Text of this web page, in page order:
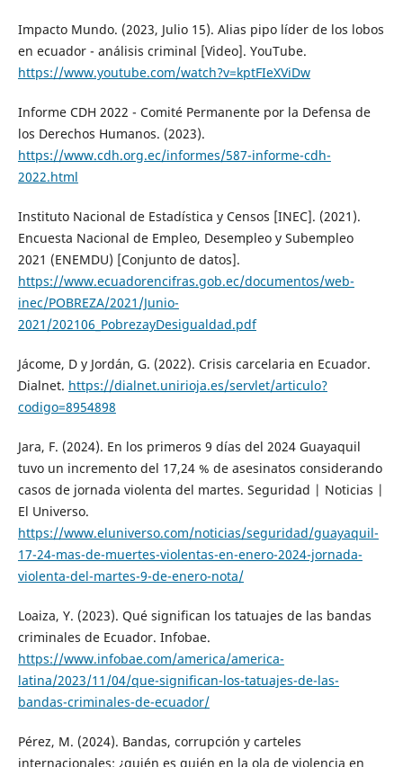
Impacto Mundo. (2023, Julio 15). Alias pipo líder de los lobos
en ecuador - análisis criminal [Video]. YouTube.
https://www.youtube.com/watch?v=kptFIeXViDw
Informe CDH 2022 - Comité Permanente por la Defensa de
los Derechos Humanos. (2023).
https://www.cdh.org.ec/informes/587-informe-cdh-
2022.html
Instituto Nacional de Estadística y Censos [INEC]. (2021).
Encuesta Nacional de Empleo, Desempleo y Subempleo
2021 (ENEMDU) [Conjunto de datos].
https://www.ecuadorencifras.gob.ec/documentos/web-
inec/POBREZA/2021/Junio-
2021/202106_PobrezayDesigualdad.pdf
Jácome, D y Jordán, G. (2022). Crisis carcelaria en Ecuador.
Dialnet. https://dialnet.unirioja.es/servlet/articulo?
codigo=8954898
Jara, F. (2024). En los primeros 9 días del 2024 Guayaquil
tuvo un incremento del 17,24 % de asesinatos considerando
casos de jornada violenta del martes. Seguridad | Noticias |
El Universo.
https://www.eluniverso.com/noticias/seguridad/guayaquil-
17-24-mas-de-muertes-violentas-en-enero-2024-jornada-
violenta-del-martes-9-de-enero-nota/
Loaiza, Y. (2023). Qué significan los tatuajes de las bandas
criminales de Ecuador. Infobae.
https://www.infobae.com/america/america-
latina/2023/11/04/que-significan-los-tatuajes-de-las-
bandas-criminales-de-ecuador/
Pérez, M. (2024). Bandas, corrupción y carteles
internacionales: ¿quién es quién en la ola de violencia en